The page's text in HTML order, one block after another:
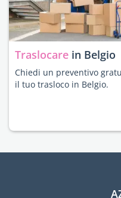
Traslocare in Belgio
Chiedi un preventivo
il tuo trasloco in Belgio.